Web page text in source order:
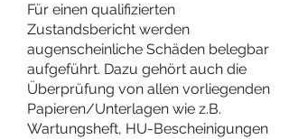
Für einen qualifizierten
Zustandsbericht werden
augenscheinliche Schäden belegbar
aufgeführt. Dazu gehört auch die
Überprüfung von allen vorliegenden
Papieren/Unterlagen wie z.B.
Wartungsheft, HU-Bescheinigungen